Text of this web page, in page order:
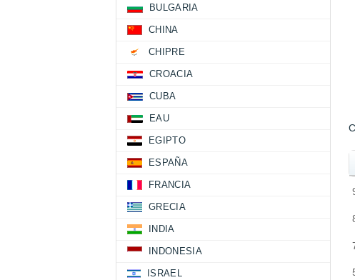
BULGARIA
CHINA
CHIPRE
CROACIA
CUBA
EAU
EGIPTO
ESPAÑA
FRANCIA
GRECIA
INDIA
INDONESIA
ISRAEL